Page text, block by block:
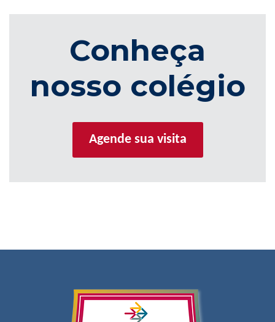
Conheça
nosso colégio
Agende sua visita